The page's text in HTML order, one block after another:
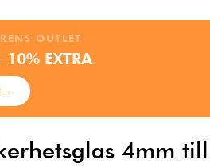
OUTLET
10% EXTRA
→
4mm